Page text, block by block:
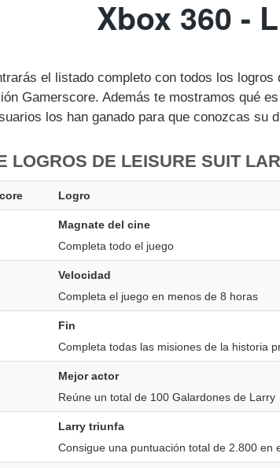
Xbox 360 -
el listado completo con todos los
Gamerscore. Además te mostramos qué
los han ganado para que conozcas su
LOGROS DE LEISURE SUIT
Logro
Magnate del cine
Completa todo el juego
Velocidad
Completa el juego en menos de 8 horas
Fin
Completa todas las misiones de la historia
Mejor actor
Reúne un total de 100 Galardones de Larry
Larry triunfa
Consigue una puntuación total de 2.800 en